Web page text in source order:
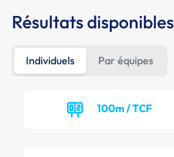
Résultats disponibles
Individuels Par équipes
100m / TCF